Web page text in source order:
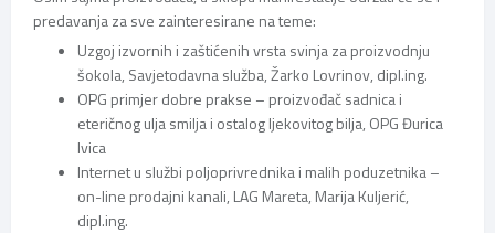
predavanja za sve zainteresirane na teme:
Uzgoj izvornih i zaštićenih vrsta svinja za proizvodnju
šokola, Savjetodavna služba, Žarko Lovrinov, dipl.ing.
OPG primjer dobre prakse – proizvođač sadnica i
eteričnog ulja smilja i ostalog ljekovitog bilja, OPG Đurica
Ivica
Internet u službi poljoprivrednika i malih poduzetnika –
on-line prodajni kanali, LAG Mareta, Marija Kuljerić,
dipl.ing.